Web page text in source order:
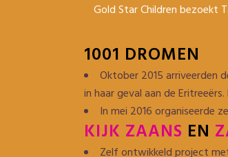
Gold Star Children bezoekt
1001 DROMEN
Oktober 2015 arriveerden
in haar geval aan de
In mei 2016 organiseerde
KIJK ZAANS EN
Zelf ontwikkeld project